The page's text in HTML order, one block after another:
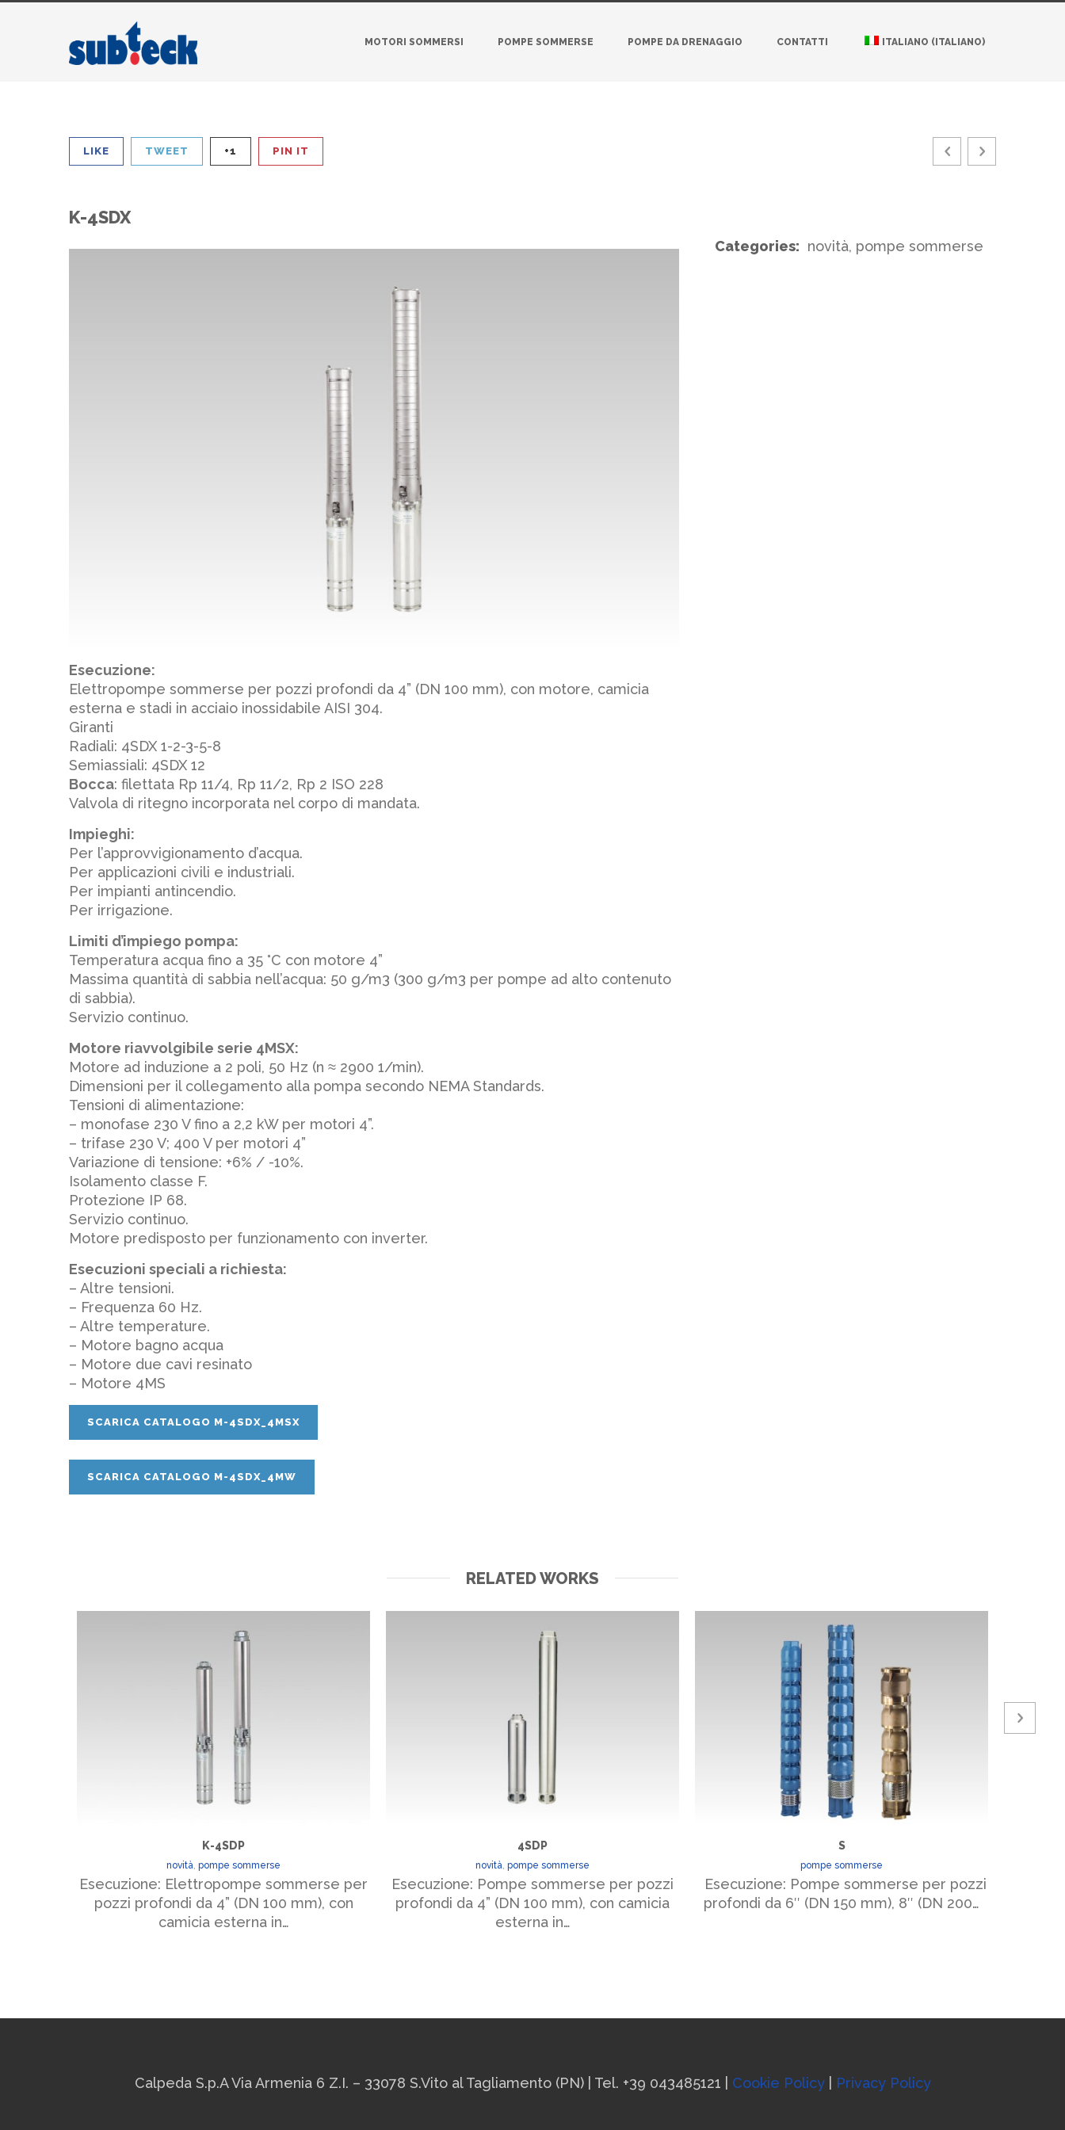
MOTORI SOMMERSI POMPE SOMMERSE POMPE DA DRENAGGIO CONTATTI ITALIANO ( ITALIANO)
LIKE TWEET +1 PIN IT
K-4SDX
Esecuzione:
Elettropompe sommerse per pozzi profondi da 4” (DN 100 mm), con motore, camicia
esterna e stadi in acciaio inossidabile AISI 304.
Giranti
Radiali: 4SDX 1-2-3-5-8
Semiassiali: 4SDX 12
Bocca: filettata Rp 11/4, Rp 11/2, Rp 2 ISO 228
Valvola di ritegno incorporata nel corpo di mandata.
Impieghi:
Per l’approvvigionamento d’acqua.
Per applicazioni civili e industriali.
Per impianti antincendio.
Per irrigazione.
Limiti d’impiego pompa:
Temperatura acqua fino a 35 °C con motore 4”
Massima quantità di sabbia nell’acqua: 50 g/m3 (300 g/m3 per pompe ad alto contenuto
di sabbia).
Servizio continuo.
Motore riavvolgibile serie 4MSX:
Motore ad induzione a 2 poli, 50 Hz (n ≈ 2900 1/min).
Dimensioni per il collegamento alla pompa secondo NEMA Standards.
Tensioni di alimentazione:
– monofase 230 V fino a 2,2 kW per motori 4”.
– trifase 230 V; 400 V per motori 4”
Variazione di tensione: +6% / -10%.
Isolamento classe F.
Protezione IP 68.
Servizio continuo.
Motore predisposto per funzionamento con inverter.
Esecuzioni speciali a richiesta:
– Altre tensioni.
– Frequenza 60 Hz.
– Altre temperature.
– Motore bagno acqua
– Motore due cavi resinato
– Motore 4MS
SCARICA CATALOGO M-4SDX_4MSX
SCARICA CATALOGO M-4SDX_4MW
Categories: novità, pompe sommerse
RELATED WORKS
K-4SDP
novità pompe sommerse
Esecuzione: Elettropompe sommerse per
pozzi profondi da 4” (DN 100 mm), con
camicia esterna in…
4SDP
novità pompe sommerse
Esecuzione: Pompe sommerse per pozzi
profondi da 4” (DN 100 mm), con camicia
esterna in…
S
pompe sommerse
Esecuzione: Pompe sommerse per pozzi
profondi da 6″ (DN 150 mm), 8″ (DN 200…
Calpeda S.p.A Via Armenia 6 Z.I. – 33078 S.Vito al Tagliamento (PN) | Tel. +39 043485121 | Cookie Policy| Privacy Policy